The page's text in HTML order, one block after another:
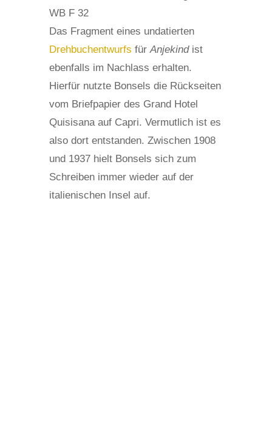
WB F 32
Das Fragment eines undatierten
Drehbuchentwurfs für Anjekindist
ebenfalls im Nachlass erhalten.
Hierfür nutzte Bonsels die Rückseiten
vom Briefpapier des Grand Hotel
Quisisana auf Capri. Vermutlich ist es
also dort entstanden. Zwischen 1908
und 1937 hielt Bonsels sich zum
Schreiben immer wieder auf der
italienischen Insel auf.